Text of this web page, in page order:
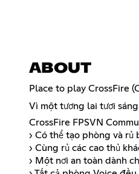
ABOUT
Place to play CrossFire
Vì một tương lai tươi
CrossFire FPSVN
› Có thể tạo phòng và rủ
› Cùng rủ các cao thủ
› Một nơi an toàn dành